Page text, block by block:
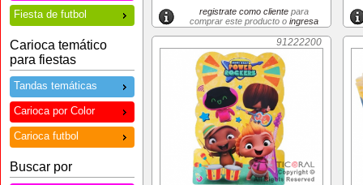
Fiesta de futbol
Carioca temático
para fiestas
Tandas temáticas
Carioca por Color
Carioca futbol
Buscar por
registrate como clientepara
comprar este producto o ingresa
91222200